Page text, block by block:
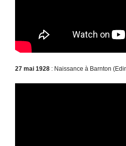
27 mai 1928 : Naissance à Barnton